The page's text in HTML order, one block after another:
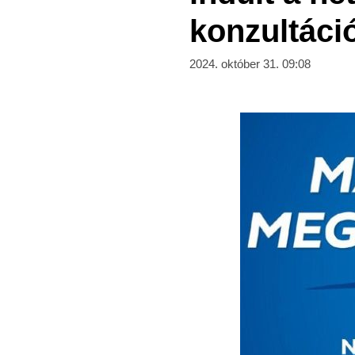
2024. október 31. 09:08